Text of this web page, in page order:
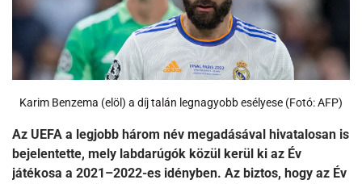
Karim Benzema (elöl) a díj talán legnagyobb esélyese (Fotó: AFP)
Az UEFA a legjobb három név megadásával hivatalosan is
bejelentette, mely labdarúgók közül kerül ki az Év
játékosa a 2021–2022-es idényben. Az biztos, hogy az Év